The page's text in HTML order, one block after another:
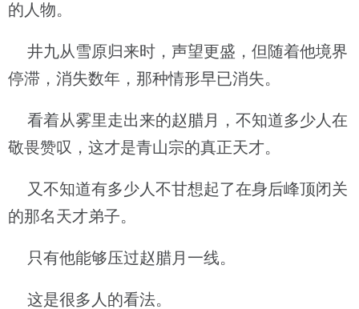
的人物。
井九从雪原归来时，声望更盛，但随着他境界
停滞，消失数年，那种情形早已消失。
看着从雾里走出来的赵腊月，不知道多少人在
敬畏赞叹，这才是青山宗的真正天才。
又不知道有多少人不甘想起了在身后峰顶闭关
的那名天才弟子。
只有他能够压过赵腊月一线。
这是很多人的看法。